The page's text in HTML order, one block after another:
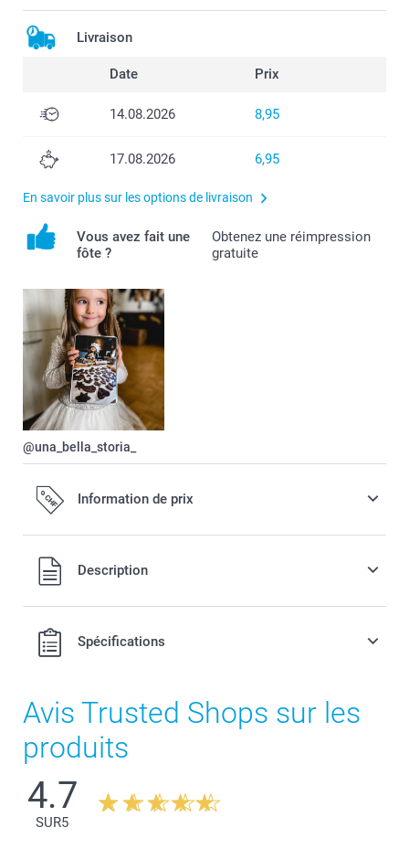
Livraison
Date Prix
14.08.2026 8,95
17.08.2026 6,95
En savoir plus sur les options de livraison
Vous avez fait une
fôte ?
Obtenez une réimpression
gratuite
@una_bella_storia_
Information de prix
Tous les prix sont en francs suisses (CHF), TVA incluse et
hors frais de port.
Description
Spécifications
Avis Trusted Shops sur les
produits
4.7
SUR5